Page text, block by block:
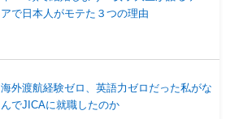
アで日本人がモテた３つの理由
海外渡航経験ゼロ、英語力ゼロだった私がな
んでJICAに就職したのか